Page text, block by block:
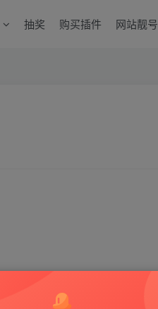
抽奖 购买插件 网站靓号